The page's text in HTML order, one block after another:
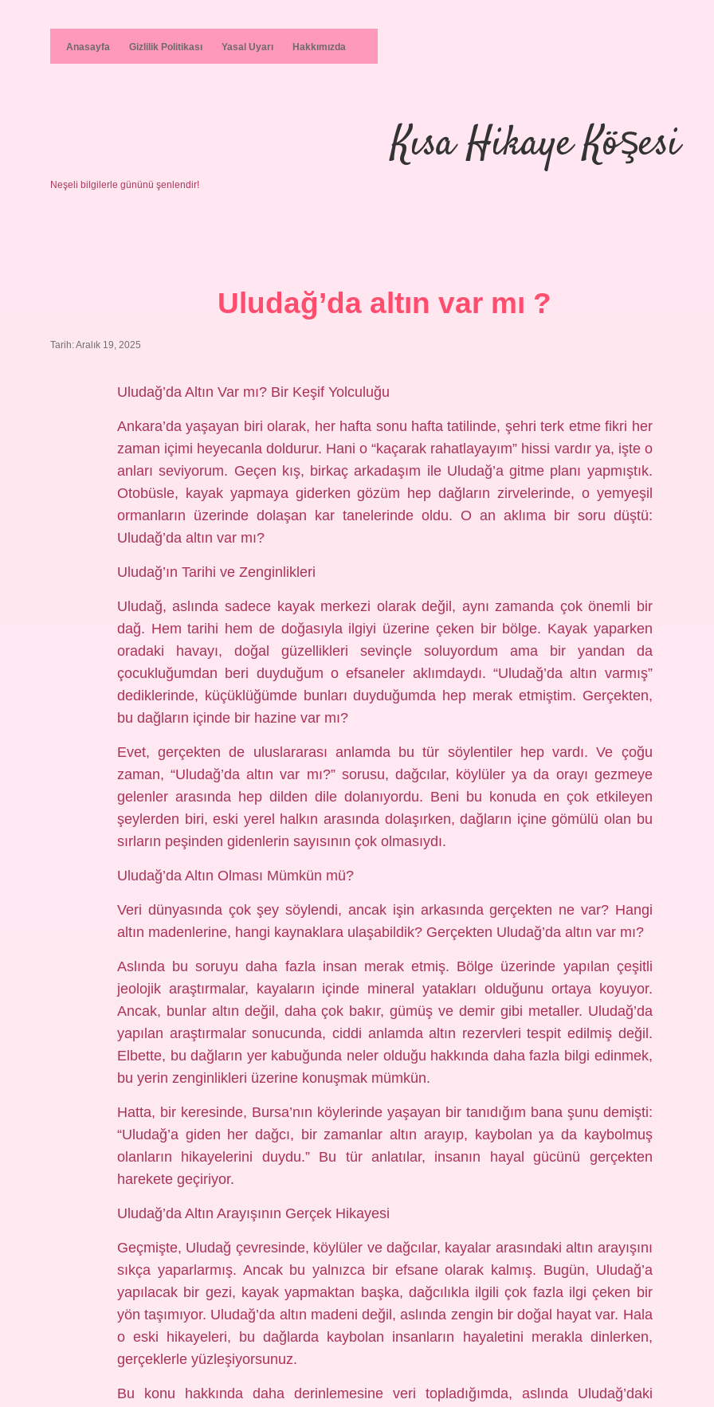
Anasayfa Gizlilik Politikası Yasal Uyarı Hakkımızda
Kısa Hikaye Köşesi
Neşeli bilgilerle gününü şenlendir!
Uludağ’da altın var mı ?
Tarih: Aralık 19, 2025
Uludağ’da Altın Var mı? Bir Keşif Yolculuğu
Ankara’da yaşayan biri olarak, her hafta sonu hafta tatilinde, şehri terk etme fikri her
zaman içimi heyecanla doldurur. Hani o “kaçarak rahatlayayım” hissi vardır ya, işte o
anları seviyorum. Geçen kış, birkaç arkadaşım ile Uludağ’a gitme planı yapmıştık.
Otobüsle, kayak yapmaya giderken gözüm hep dağların zirvelerinde, o yemyeşil
ormanların üzerinde dolaşan kar tanelerinde oldu. O an aklıma bir soru düştü:
Uludağ’da altın var mı?
Uludağ’ın Tarihi ve Zenginlikleri
Uludağ, aslında sadece kayak merkezi olarak değil, aynı zamanda çok önemli bir
dağ. Hem tarihi hem de doğasıyla ilgiyi üzerine çeken bir bölge. Kayak yaparken
oradaki havayı, doğal güzellikleri sevinçle soluyordum ama bir yandan da
çocukluğumdan beri duyduğum o efsaneler aklımdaydı. “Uludağ’da altın varmış”
dediklerinde, küçüklüğümde bunları duyduğumda hep merak etmiştim. Gerçekten,
bu dağların içinde bir hazine var mı?
Evet, gerçekten de uluslararası anlamda bu tür söylentiler hep vardı. Ve çoğu
zaman, “Uludağ’da altın var mı?” sorusu, dağcılar, köylüler ya da orayı gezmeye
gelenler arasında hep dilden dile dolanıyordu. Beni bu konuda en çok etkileyen
şeylerden biri, eski yerel halkın arasında dolaşırken, dağların içine gömülü olan bu
sırların peşinden gidenlerin sayısının çok olmasıydı.
Uludağ’da Altın Olması Mümkün mü?
Veri dünyasında çok şey söylendi, ancak işin arkasında gerçekten ne var? Hangi
altın madenlerine, hangi kaynaklara ulaşabildik? Gerçekten Uludağ’da altın var mı?
Aslında bu soruyu daha fazla insan merak etmiş. Bölge üzerinde yapılan çeşitli
jeolojik araştırmalar, kayaların içinde mineral yatakları olduğunu ortaya koyuyor.
Ancak, bunlar altın değil, daha çok bakır, gümüş ve demir gibi metaller. Uludağ’da
yapılan araştırmalar sonucunda, ciddi anlamda altın rezervleri tespit edilmiş değil.
Elbette, bu dağların yer kabuğunda neler olduğu hakkında daha fazla bilgi edinmek,
bu yerin zenginlikleri üzerine konuşmak mümkün.
Hatta, bir keresinde, Bursa’nın köylerinde yaşayan bir tanıdığım bana şunu demişti:
“Uludağ’a giden her dağcı, bir zamanlar altın arayıp, kaybolan ya da kaybolmuş
olanların hikayelerini duydu.” Bu tür anlatılar, insanın hayal gücünü gerçekten
harekete geçiriyor.
Uludağ’da Altın Arayışının Gerçek Hikayesi
Geçmişte, Uludağ çevresinde, köylüler ve dağcılar, kayalar arasındaki altın arayışını
sıkça yaparlarmış. Ancak bu yalnızca bir efsane olarak kalmış. Bugün, Uludağ’a
yapılacak bir gezi, kayak yapmaktan başka, dağcılıkla ilgili çok fazla ilgi çeken bir
yön taşımıyor. Uludağ’da altın madeni değil, aslında zengin bir doğal hayat var. Hala
o eski hikayeleri, bu dağlarda kaybolan insanların hayaletini merakla dinlerken,
gerçeklerle yüzleşiyorsunuz.
Bu konu hakkında daha derinlemesine veri topladığımda, aslında Uludağ’daki